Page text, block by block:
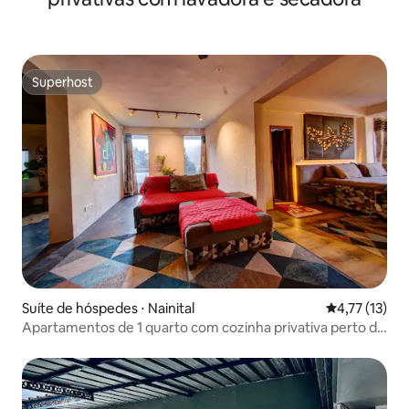
Superhost
Superhost
Suíte de hóspedes ⋅ Nainital 4,77 de uma
4,77 (13)
Apartamentos de 1 quarto com cozinha privativa perto de